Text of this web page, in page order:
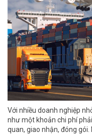
Với nhiều doanh nghiệp
như một khoản chi phí
quan, giao nhận, đóng